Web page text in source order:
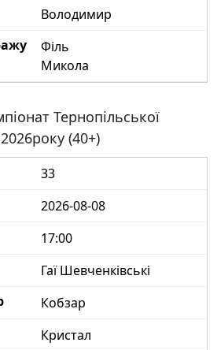
Володимир
Філь
Микола
Тернопільської
(40+)
33
2026-08-08
17:00
Гаї Шевченківські
Кобзар
Кристал